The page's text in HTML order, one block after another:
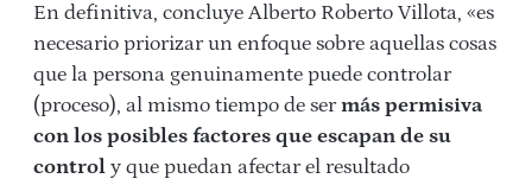
En definitiva, concluye Alberto Roberto Villota, «es
necesario priorizar un enfoque sobre aquellas cosas
que la persona genuinamente puede controlar
(proceso), al mismo tiempo de sermás permisiva
con los posibles factores que escapan de su
control y que puedan afectar el resultado